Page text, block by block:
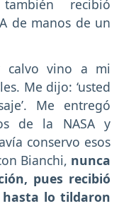
recibió
de manos de un
calvo vino a mi
Me dijo: ‘usted
Me entregó
de la NASA y
conservo esos
Bianchi, nunca
pues recibió
lo tildaron